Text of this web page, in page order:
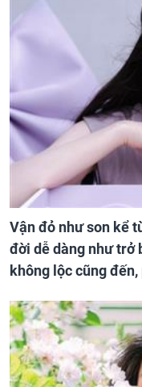
Vận đỏ như son kể
đời dễ dàng như trở
không lộc cũng